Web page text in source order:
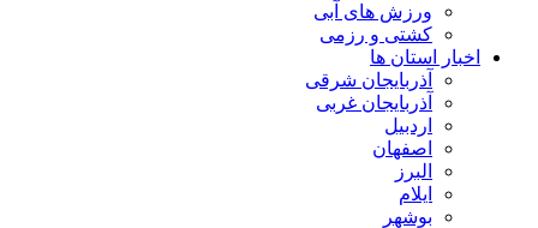
ورزش های آبی
کشتی و رزمی
اخبار استان ها
آذربایجان شرقی
آذربایجان غربی
اردبیل
اصفهان
البرز
ایلام
بوشهر